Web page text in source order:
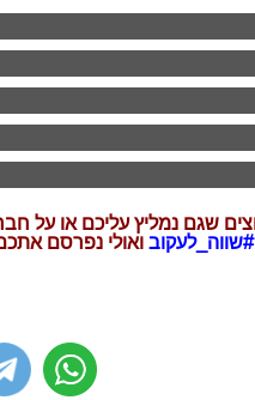
שגם נמליץ עליכם או על
#שווה_לעקוב ואולי נפרסם